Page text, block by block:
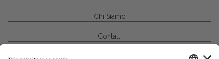
Chi Siamo
Contatti